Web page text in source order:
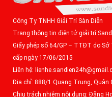
Công Ty TNHH Giải Trí Sàn Diễn
Trang thông tin điện tử giải trí
Giấy phép số 64/GP – TTĐT do
cấp ngày 17/06/2015
Liên hệ:
Địa chỉ: 888/1 Quang Trung, Quận
Chịu trách nhiệm nội dung: Đặng